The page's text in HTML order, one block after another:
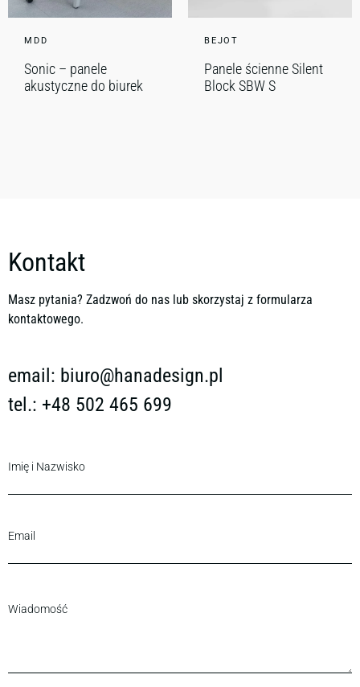
MDD
Sonic – panele
akustyczne do biurek
BEJOT
Panele ścienne Silent
Block SBW S
Kontakt
Masz pytania? Zadzwoń do nas lub skorzystaj z formularza
kontaktowego.
email: biuro@hanadesign.pl
tel.: +48 502 465 699